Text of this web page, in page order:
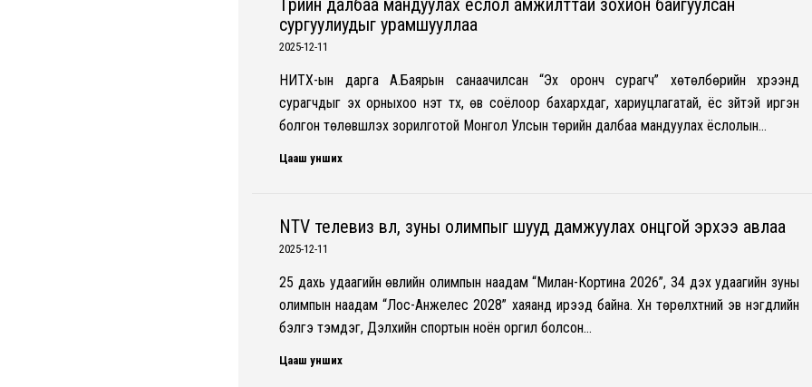
Төрийн далбаа мандуулах ёслол амжилттай зохион байгуулсан
сургуулиудыг урамшууллаа
2025-12-11
НИТХ-ын дарга А.Баярын санаачилсан “Эх оронч сурагч” хөтөлбөрийн хүрээнд
сурагчдыг эх орныхоо үнэт түүх, өв соёлоор бахархдаг, хариуцлагатай, ёс зүйтэй иргэн
болгон төлөвшүүлэх зорилготой Монгол Улсын төрийн далбаа мандуулах ёслолын…
Цааш унших
NTV телевиз өвөл, зуны олимпыг шууд дамжуулах онцгой эрхээ авлаа
2025-12-11
25 дахь удаагийн өвлийн олимпын наадам “Милан-Кортина 2026”, 34 дэх удаагийн зуны
олимпын наадам “Лос-Анжелес 2028” хаяанд ирээд байна. Хүн төрөлхтний эв нэгдлийн
бэлгэ тэмдэг, Дэлхийн спортын ноён оргил болсон…
Цааш унших